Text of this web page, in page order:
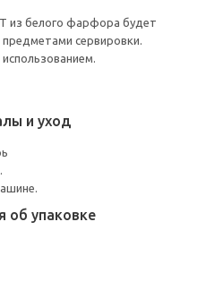
из белого фарфора будет
сервировки.
и уход
об упаковке